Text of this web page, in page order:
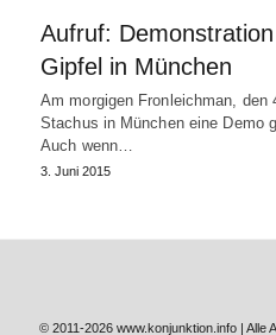
Aufruf:
Gipfel in München
Am morgigen Fronleichman, den
Stachus in München eine Demo
Auch wenn…
3. Juni 2015
© 2011-2026 www.konjunktion.info | Alle